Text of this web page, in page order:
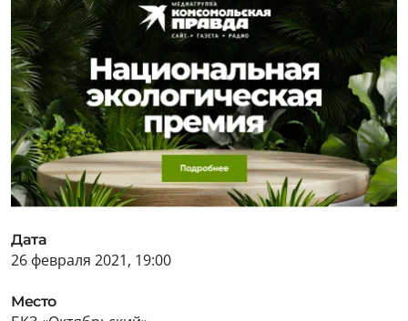
Дата
26 февраля 2021, 19:00
Место